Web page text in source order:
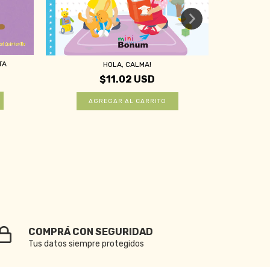
HOLA, CALMA!
$11.02 USD
COMPRÁ CON SEGURIDAD
Tus datos siempre protegidos